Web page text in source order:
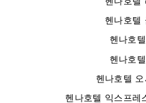
헨나호텔
헨나호
헨나호
헨나호텔
헨나호텔 익스프레